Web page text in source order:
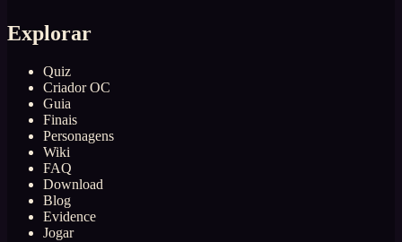
Explorar
Quiz
Criador OC
Guia
Finais
Personagens
Wiki
FAQ
Download
Blog
Evidence
Jogar